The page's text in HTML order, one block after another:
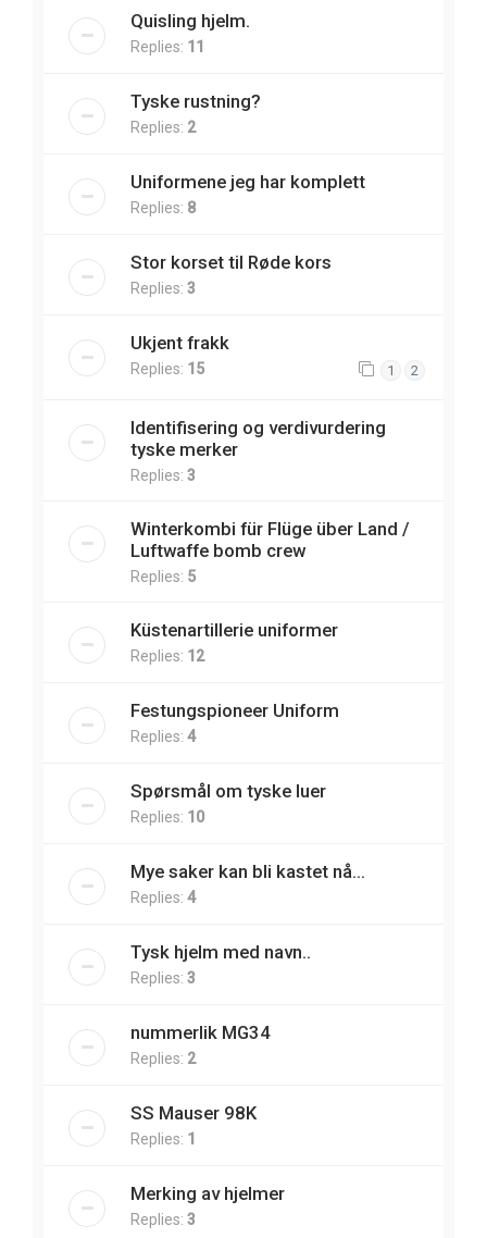
Quisling hjelm.
Replies: 11
Tyske rustning?
Replies: 2
Uniformene jeg har komplett
Replies: 8
Stor korset til Røde kors
Replies: 3
Ukjent frakk
Replies: 15 1 2
Identifisering og verdivurdering
tyske merker
Replies: 3
Winterkombi für Flüge über Land /
Luftwaffe bomb crew
Replies: 5
Küstenartillerie uniformer
Replies: 12
Festungspioneer Uniform
Replies: 4
Spørsmål om tyske luer
Replies: 10
Mye saker kan bli kastet nå...
Replies: 4
Tysk hjelm med navn..
Replies: 3
nummerlik MG34
Replies: 2
SS Mauser 98K
Replies: 1
Merking av hjelmer
Replies: 3